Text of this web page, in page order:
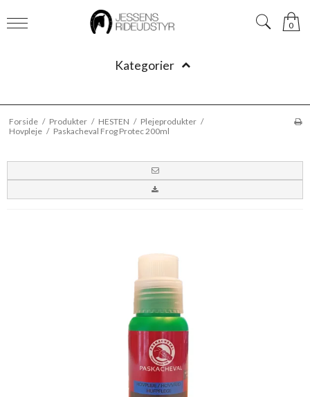
0
Kategorier
Forside / Produkter / HESTEN / Plejeprodukter /
Hovpleje / Paskacheval Frog Protec 200ml